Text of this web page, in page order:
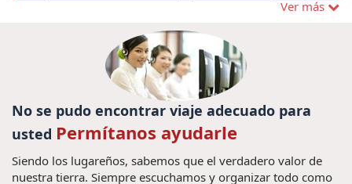
Férias Camboja, Férias
Viagem em família Camboja, Excurcoes Camboja,
Turismo no Camboja, Viagem barata ao Camboja,
Pacotes de viagens Camboja, Pacote de viagem
ao Camboja, Descubrir o Camboja (1) ,
em Camboja (1) ,ferias laos (1) ,férias na
Tailândia (1) ,Kim Jong Un (1) ,Estafas en Tailandia (1) ,
14 dias en Myanmar Vietnam (3) ,
Ver más
No se pudo encontrar viaje adecuado para
usted Permítanos ayudarle
Siendo los lugareños, sabemos que el verdadero valor de
nuestra tierra. Siempre escuchamos y organizar todo como